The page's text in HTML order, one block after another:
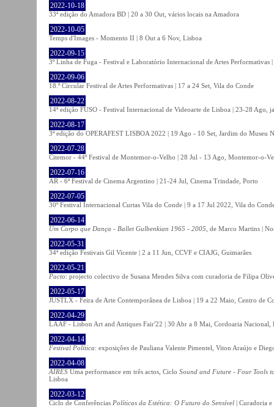
2022-10-18
33ª edição do Amadora BD | 20 a 30 Out, vários locais na Amadora
2022-10-05
Temps d'Images - Momento II | 8 Out a 6 Nov, Lisboa
2022-09-15
3º Linha de Fuga - Festival e Laboratório Internacional de Artes Performativas
2022-09-06
18.º Circular Festival de Artes Performativas | 17 a 24 Set, Vila do Conde
2022-08-22
14ª edição FUSO - Festival Internacional de Videoarte de Lisboa | 23-28 Ago,
2022-08-17
3ª edição do OPERAFEST LISBOA 2022 | 19 Ago - 10 Set, Jardim do Museu
2022-07-28
Citemor - 44º Festival de Montemor-o-Velho | 28 Jul - 13 Ago, Montemor-o-
2022-07-16
AR - 6ª Festival de Cinema Argentino | 21-24 Jul, Cinema Trindade, Porto
2022-07-05
30º Festival Internacional Curtas Vila do Conde | 9 a 17 Jul 2022, Vila do
2022-06-14
Um Corpo que Dança - Ballet Gulbenkian 1965 - 2005 , de Marco Martins |
2022-05-31
34ª edição Festivais Gil Vicente | 2 a 11 Jun, CCVF e CIAJG, Guimarães
2022-05-21
Pacto: projecto colectivo de Susana Mendes Silva com curadoria de Filipa
2022-05-17
JUSTLX - Feira de Arte Contemporânea de Lisboa | 19 a 22 Maio, Centro de
2022-04-29
LAAF - Lisbon Art and Antiques Fair'22 | 30 Abr a 8 Mai, Cordoaria Nacional,
2022-04-14
Festival Política: exposições de Pauliana Valente Pimentel, Viton Araújo e
2022-04-08
AIRES Uma performance em três actos, Ciclo Sound and Future - Four Tools
Lisboa
2022-03-12
Ciclo de Conferências Políticas da Estética: O Futuro do Sensível | Curadoria